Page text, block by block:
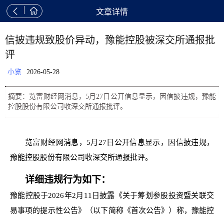
  文章详情
信披违规致股价异动，豫能控股被深交所通报批
评
小览 2026-05-28
摘要：览富财经网消息，5月27日公开信息显示，因信披违规，豫能
控股股份有限公司收深交所通报批评。
览富财经网消息，5月27日公开信息显示，因信披违规，
豫能控股股份有限公司收深交所通报批评。
详细违规行为如下：
豫能控股于2026年2月11日披露《关于筹划参股投资暨关联交
易事项的提示性公告》（以下简称《首次公告》）称，豫能控